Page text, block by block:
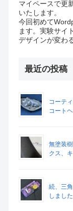
マイペースで更
いたします。
今回初めて
ます。実験サイ
デザインが変わ
最近の投稿
コーテ
コート
無塗装
クス、
続、三
しました